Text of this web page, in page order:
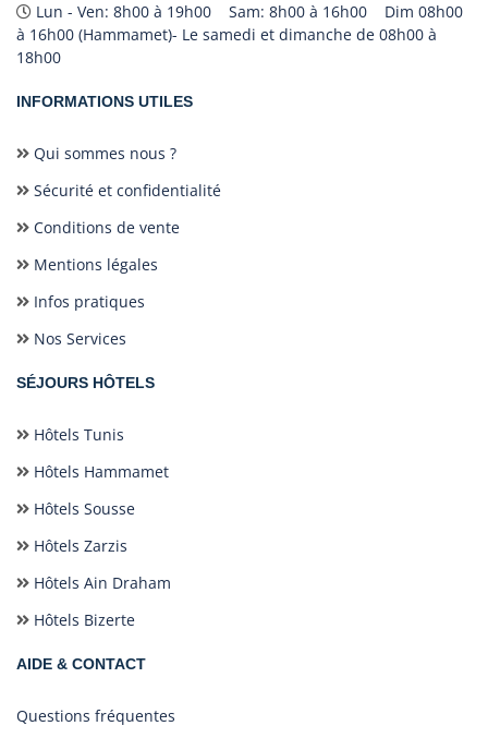
Lun - Ven: 8h00 à 19h00 Sam: 8h00 à 16h00 Dim 08h00
à 16h00 (Hammamet)- Le samedi et dimanche de 08h00 à
18h00
INFORMATIONS UTILES
Qui sommes nous ?
Sécurité et confidentialité
Conditions de vente
Mentions légales
Infos pratiques
Nos Services
SÉJOURS HÔTELS
Hôtels Tunis
Hôtels Hammamet
Hôtels Sousse
Hôtels Zarzis
Hôtels Ain Draham
Hôtels Bizerte
AIDE & CONTACT
Questions fréquentes